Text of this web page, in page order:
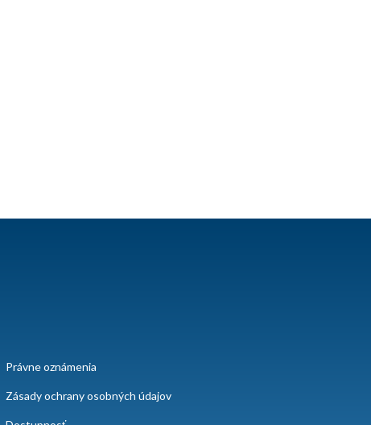
Právne oznámenia
Zásady ochrany osobných údajov